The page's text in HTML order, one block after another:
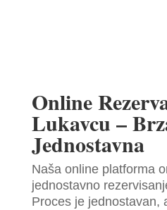
Online
Lukavcu –
Jednostavna
Naša online platforma
jednostavno
Proces je jednostavan,